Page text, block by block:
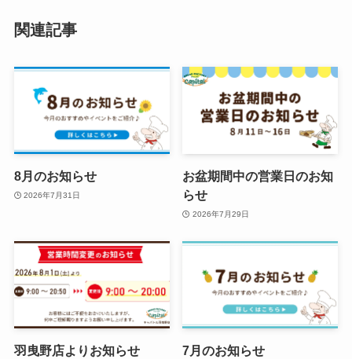
関連記事
8月のお知らせ
2026年7月31日
お盆期間中の営業日のお知
らせ
2026年7月29日
羽曳野店よりお知らせ 7月のお知らせ